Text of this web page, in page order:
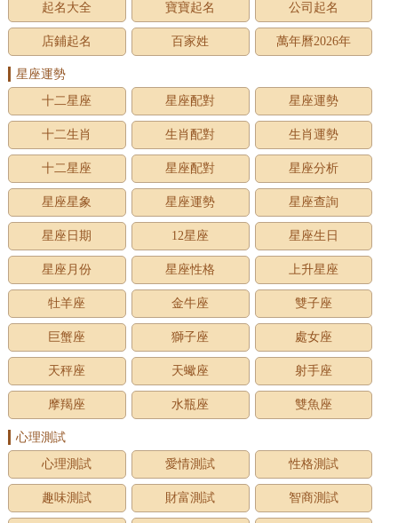
起名大全 寶寶起名 公司起名
店鋪起名 百家姓 萬年曆2026年
星座運勢
十二星座
星座配對 星座運勢
十二生肖 生肖配對 生肖運勢
十二星座 星座配對 星座分析
星座星象 星座運勢 星座查詢
星座日期 12星座 星座生日
星座月份 星座性格 上升星座
牡羊座 金牛座 雙子座
巨蟹座 獅子座 處女座
天秤座 天蠍座 射手座
摩羯座 水瓶座 雙魚座
心理測試
心理測試
愛情測試 性格測試
趣味測試 財富測試 智商測試